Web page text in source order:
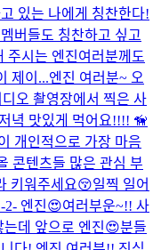
있는 나에게 칭찬한다!
버들도 칭찬하고 싶고
주시는 엔진여러분께도
제이...엔진 여러분~ 오
오 촬영장에서 찍은 사
녁 맛있게 먹어요!!!! 🦮
개인적으로 가장 마음
콘텐츠들 많은 관심 부
키워주세요😚일찍 일어
2- 엔진😍여러부운~!! 사
데 앞으로 엔진😍분들